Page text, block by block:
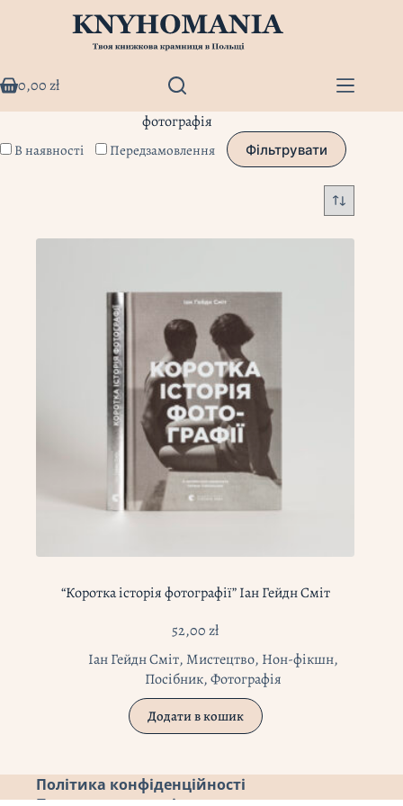
Кошик
0,00zł
фотографія
В наявності Передзамовлення Фільтрувати
“Коротка історія фотографії” Іан Гейдн Сміт
52,00zł
Іан Гейдн Сміт,Мистецтво, Нон-фікшн,
Посібник,Фотографія
Додати в кошик
Політика конфіденційності